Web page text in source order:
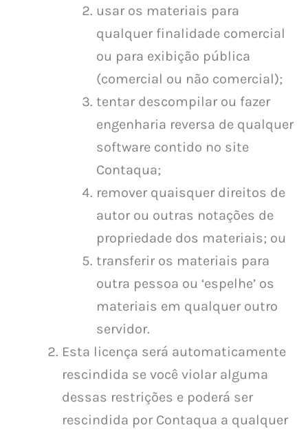
usar os materiais para
qualquer finalidade comercial
ou para exibição pública
(comercial ou não comercial);
tentar descompilar ou fazer
engenharia reversa de qualquer
software contido no site
Contaqua;
remover quaisquer direitos de
autor ou outras notações de
propriedade dos materiais; ou
transferir os materiais para
outra pessoa ou ‘espelhe’ os
materiais em qualquer outro
servidor.
Esta licença será automaticamente
rescindida se você violar alguma
dessas restrições e poderá ser
rescindida por Contaqua a qualquer